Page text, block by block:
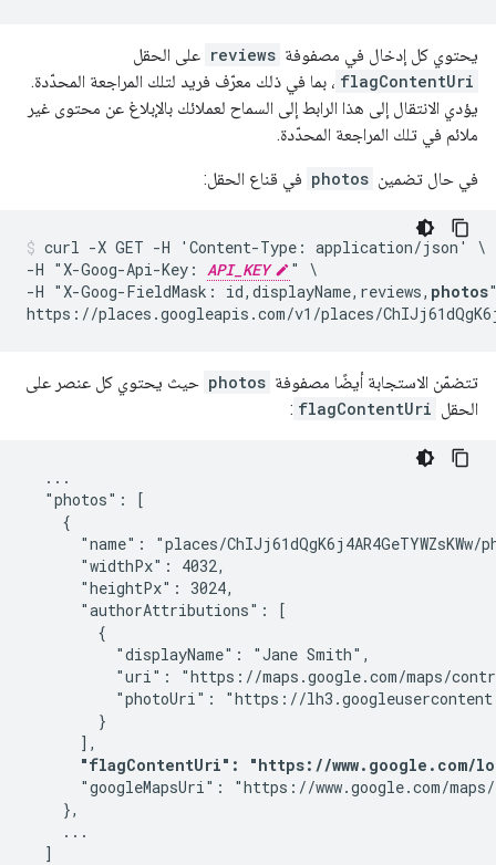
يحتوي كل إدخال في مصفوفة reviews على الحقل
flagContentUri ، بما في ذلك معرّف فريد لتلك المراجعة المحدّدة.
يؤدي الانتقال إلى هذا الرابط إلى السماح لعملائك بالإبلاغ عن محتوى غير
ملائم في تلك المراجعة المحدّدة.
في حال تضمين photos في قناع الحقل:
curl -X GET -H 'Content-Type: application/json' \
-H "X-Goog-Api-Key: API_KEY
" \
-H "X-Goog-FieldMask: id,displayName,reviews, photos
تتضمّن الاستجابة أيضًا مصفوفة photos حيث يحتوي كل عنصر على
الحقل
flagContentUri
:
  ...
  "photos": [
    {
"name": "places/ChIJj61dQgK6j4AR4GeTYWZsKWw/
      "widthPx": 4032,
      "heightPx": 3024,
      "authorAttributions": [
        {
          "displayName": "Jane Smith",
"uri": "https://maps.google.com/maps/
"photoUri": "https://
        }
      ],
"flagContentUri": "https://www.google.com/
"googleMapsUri": "https://www.google.com/
    },
    ...
  ]